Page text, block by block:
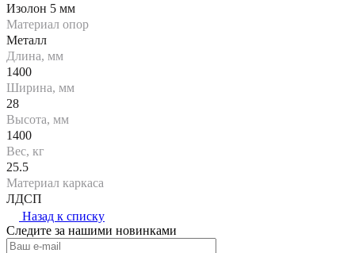
Изолон 5 мм
Материал опор
Металл
Длина, мм
1400
Ширина, мм
28
Высота, мм
1400
Вес, кг
25.5
Материал каркаса
ЛДСП
Назад к списку
Следите за нашими новинками